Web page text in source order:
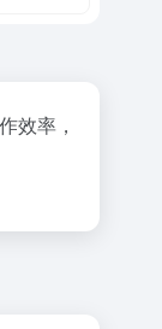
效率，